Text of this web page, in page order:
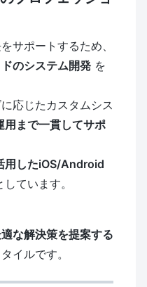
サポートするため、
のシステム開発 を
応じたカスタムシス
用まで一貫してサポ
用したiOS/Android
しています。
な解決策を提案する
イルです。